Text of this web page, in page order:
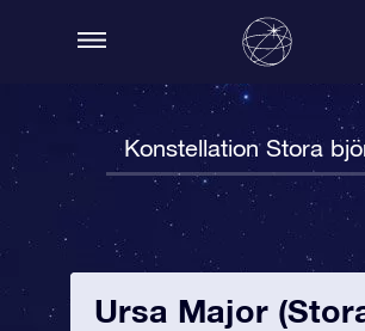
Konstellation Stora
Ursa Major